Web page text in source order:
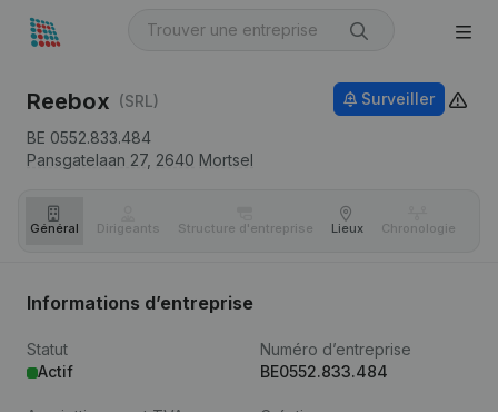
Reebox (SRL)
BE 0552.833.484
Pansgatelaan 27, 2640 Mortsel
Surveiller
Général Dirigeants Structure d'entreprise Lieux Chronologie
Informations d’entreprise
Statut
Actif
Numéro d’entreprise
BE0552.833.484